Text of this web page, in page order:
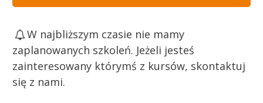
W najbliższym czasie nie mamy
zaplanowanych szkoleń. Jeżeli jesteś
zainteresowany którymś z kursów, skontaktuj
się z nami.